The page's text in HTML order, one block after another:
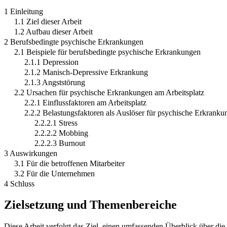
1 Einleitung
1.1 Ziel dieser Arbeit
1.2 Aufbau dieser Arbeit
2 Berufsbedingte psychische Erkrankungen
2.1 Beispiele für berufsbedingte psychische Erkrankungen
2.1.1 Depression
2.1.2 Manisch-Depressive Erkrankung
2.1.3 Angststörung
2.2 Ursachen für psychische Erkrankungen am Arbeitsplatz
2.2.1 Einflussfaktoren am Arbeitsplatz
2.2.2 Belastungsfaktoren als Auslöser für psychische
2.2.2.1 Stress
2.2.2.2 Mobbing
2.2.2.3 Burnout
3 Auswirkungen
3.1 Für die betroffenen Mitarbeiter
3.2 Für die Unternehmen
4 Schluss
Zielsetzung und Themenbereiche